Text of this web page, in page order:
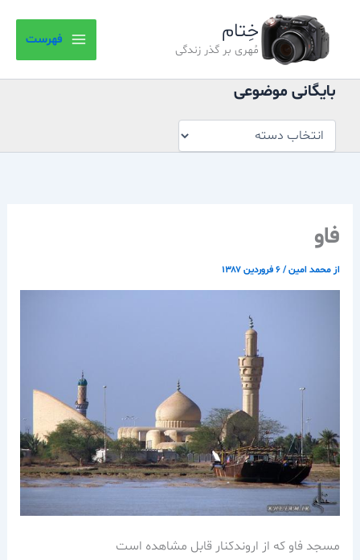
خِتام
مُهری بر گذر زندگی
فهرست
بایگانی موضوعی
موضوعی
فاو
از محمد امین/۶ فروردین ۱۳۸۷
مسجد فاو كه از اروندكنار قابل مشاهده است